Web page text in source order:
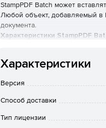
StampPDF Batch может
Любой объект, добавляемый в
документа.
Характеристики StampPDF
полностью
Размещение печатей на
поворота текста на печатях.
Добавление печатей в
Характеристики
Версия
Способ доставки
Тип лицензии